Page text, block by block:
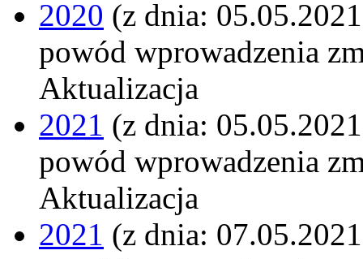
2020 (z dnia:
powód wprowadzenia
Aktualizacja
2021 (z dnia:
powód wprowadzenia
Aktualizacja
2021 (z dnia: